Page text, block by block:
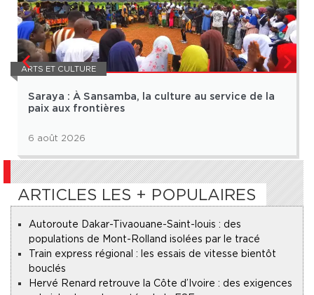
ARTS ET CULTURE
Saraya : À Sansamba, la culture au service de la
paix aux frontières
6 août 2026
ARTICLES LES + POPULAIRES
Autoroute Dakar-Tivaouane-Saint-louis : des
populations de Mont-Rolland isolées par le tracé
Train express régional : les essais de vitesse bientôt
bouclés
Hervé Renard retrouve la Côte d’Ivoire : des exigences